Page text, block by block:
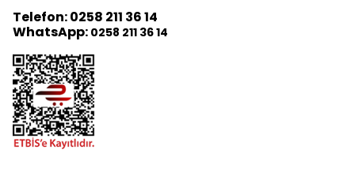
Telefon: 0258 211 36 14
WhatsApp: 0258 211 36 14